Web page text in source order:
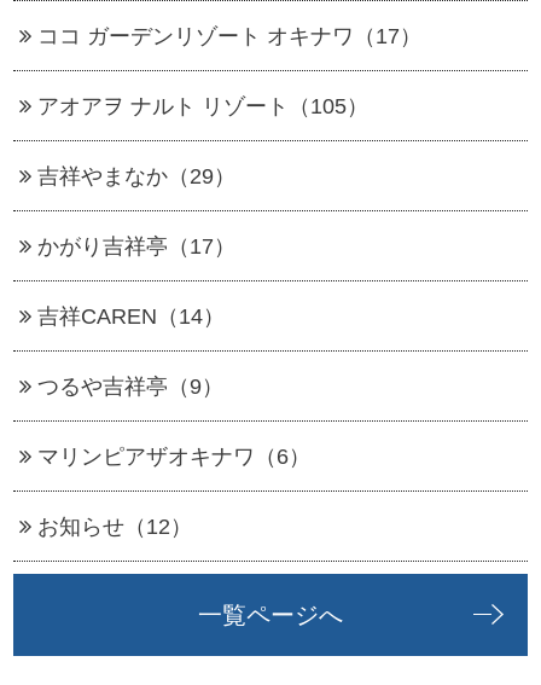
ココ ガーデンリゾート オキナワ（17）
アオアヲ ナルト リゾート（105）
吉祥やまなか（29）
かがり吉祥亭（17）
吉祥CAREN（14）
つるや吉祥亭（9）
マリンピアザオキナワ（6）
お知らせ（12）
一覧ページへ